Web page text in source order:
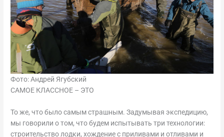
Фото: Андрей Ягубский
САМОЕ КЛАССНОЕ – ЭТО
То же, что было самым страшным. Задумывая экспедицию,
мы говорили о том, что будем испытывать три технологии:
строительство лодки, хождение с приливами и отливами и